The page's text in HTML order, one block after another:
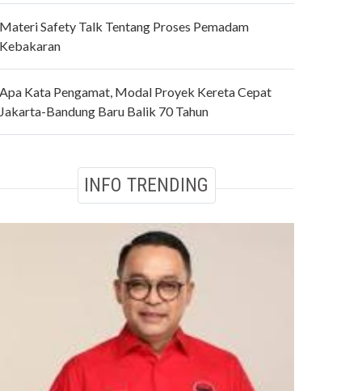
Safety Talk Tentang Proses Pemadam
Kata Pengamat, Modal Proyek Kereta Cepat
Bandung Baru Balik 70 Tahun
INFO TRENDING